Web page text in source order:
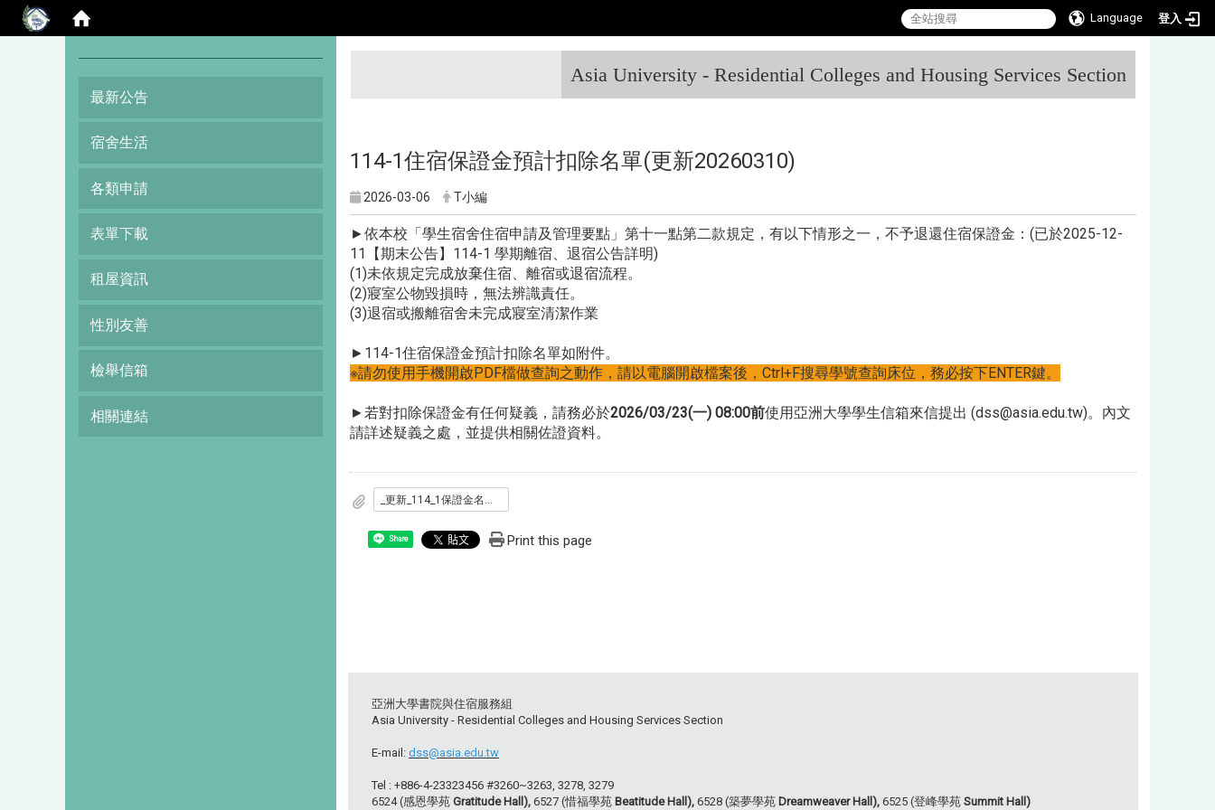
Language 登入
Asia University - Residential Colleges and Housing Services Section
最新公告
宿舍生活
各類申請
表單下載
租屋資訊
性別友善
檢舉信箱
相關連結
114-1住宿保證金預計扣除名單(更新20260310)
2026-03-06 T小編
►依本校「學生宿舍住宿申請及管理要點」第十一點第二款規定，有以下情形之一，不予退還住宿保證金：(已於2025-12-
11
【期末公告】114-1 學期離宿、退宿公告詳明)
(1)未依規定完成放棄住宿、離宿或退宿流程。
(2)寢室公物毀損時，無法辨識責任。
(3)退宿或搬離宿舍未完成寢室清潔作業
►114-1住宿保證金預計扣除名單如附件。
※請勿使用手機開啟PDF檔做查詢之動作，請以電腦開啟檔案後，Ctrl+F搜尋學號查詢床位，務必按下ENTER鍵。
►若對扣除保證金有任何疑義，請務必於2026/03/23(一) 08:00前使用亞洲大學學生信箱來信提出 (dss@asia.edu.tw)。內文
請詳述疑義之處，並提供相關佐證資料。
Share Print this page
亞洲大學書院與住宿服務組
Asia University - Residential Colleges and Housing Services Section
E-mail:dss@asia.edu.tw
Tel : +886-4-23323456 #3260~3263, 3278, 3279
6524 (感恩學苑Gratitude Hall),6527 (惜福學苑 Beatitude Hall),6528 (築夢學苑 Dreamweaver Hall),6525 (登峰學苑Summit Hall)